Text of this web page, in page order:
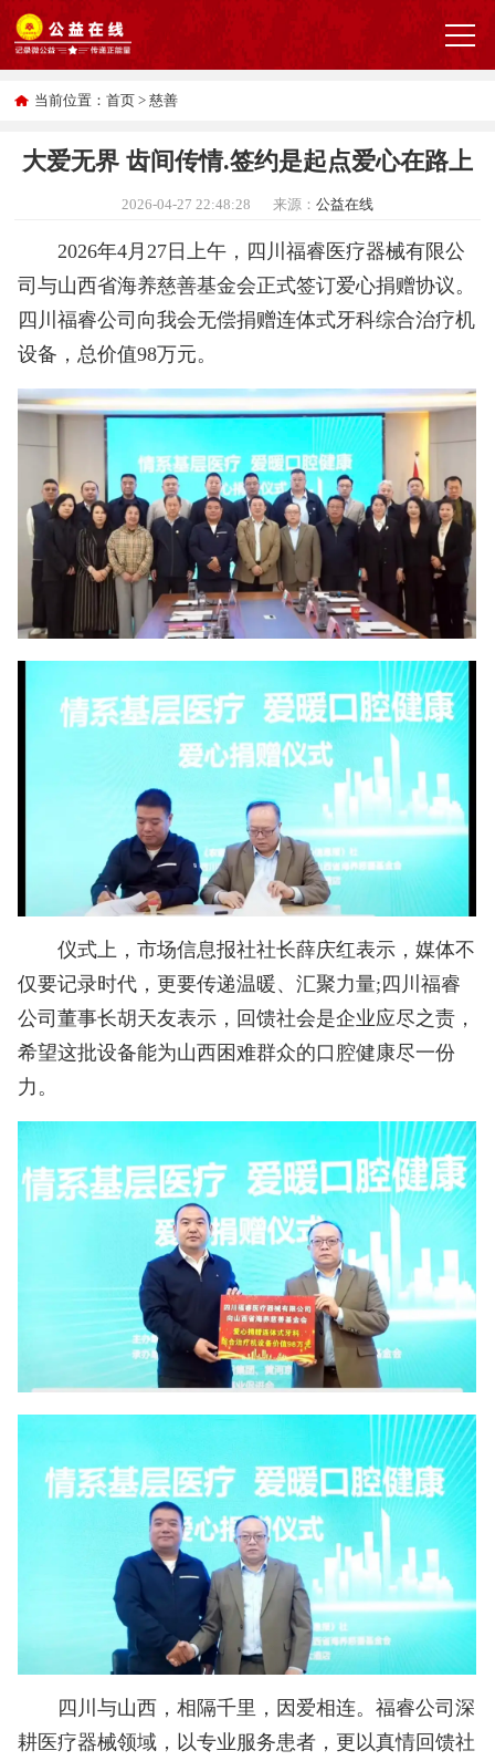
当前位置：首页 >慈善
大爱无界 齿间传情.签约是起点爱心在路上
2026-04-27 22:48:28 来源：公益在线
2026年4月27日上午，四川福睿医疗器械有限公
司与山西省海养慈善基金会正式签订爱心捐赠协议。
四川福睿公司向我会无偿捐赠连体式牙科综合治疗机
设备，总价值98万元。
仪式上，市场信息报社社长薛庆红表示，媒体不
仅要记录时代，更要传递温暖、汇聚力量;四川福睿
公司董事长胡天友表示，回馈社会是企业应尽之责，
希望这批设备能为山西困难群众的口腔健康尽一份
力。
四川与山西，相隔千里，因爱相连。福睿公司深
耕医疗器械领域，以专业服务患者，更以真情回馈社